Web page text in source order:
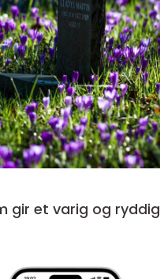
gir et varig og ryddig